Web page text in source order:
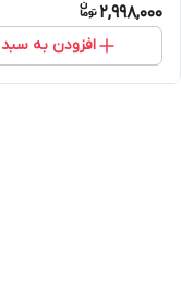
2,998,000
افزودن به سبد